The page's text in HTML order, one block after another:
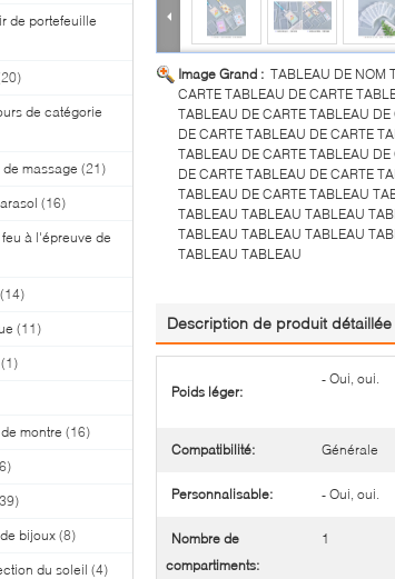
de portefeuille
de catégorie
massage (21)
(16)
à l'épreuve de
(14)
(11)
(1)
montre (16)
bijoux (8)
du soleil (4)
Image Grand : TABLEAU DE NOM
CARTE TABLEAU DE CARTE
TABLEAU DE CARTE TABLEAU DE
DE CARTE TABLEAU DE CARTE
TABLEAU DE CARTE TABLEAU DE
DE CARTE TABLEAU DE CARTE
TABLEAU DE CARTE TABLEAU
TABLEAU TABLEAU TABLEAU
TABLEAU TABLEAU TABLEAU
TABLEAU TABLEAU
Description de produit détaillée
Poids léger:
- Oui, oui.
Compatibilité: Générale
Personnalisable: - Oui, oui.
Nombre de
compartiments:
1